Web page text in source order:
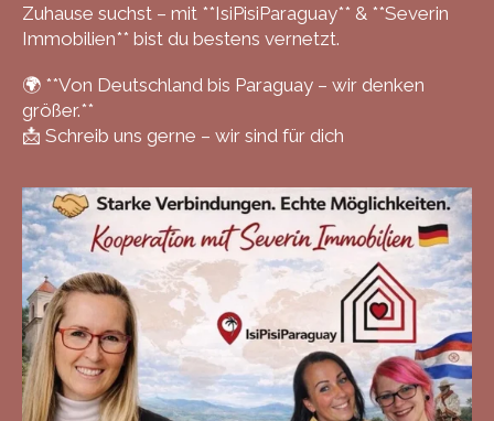
Zuhause suchst – mit **IsiPisiParaguay** & **Severin
Immobilien** bist du bestens vernetzt.
🌍 **Von Deutschland bis Paraguay – wir denken
größer.**
📩 Schreib uns gerne – wir sind für dich